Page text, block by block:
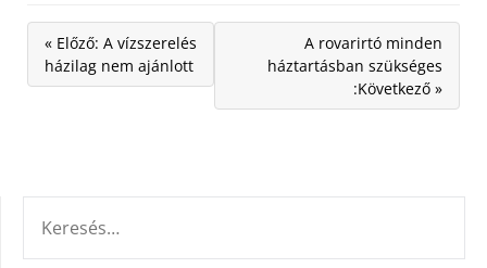
« Előző: A vízszerelés
házilag nem ajánlott
A rovarirtó minden
háztartásban szükséges
:Következő »